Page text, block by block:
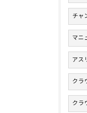
チャ
マニ
アス
クラ
クラ